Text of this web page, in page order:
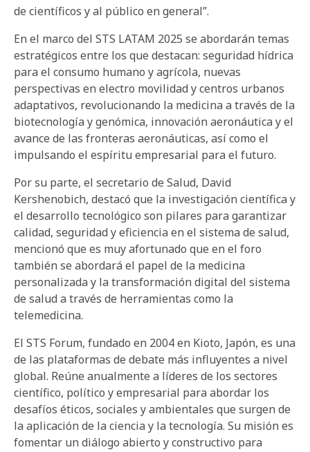
de científicos y al público en general”.
En el marco del STS LATAM 2025 se abordarán temas
estratégicos entre los que destacan: seguridad hídrica
para el consumo humano y agrícola, nuevas
perspectivas en electro movilidad y centros urbanos
adaptativos, revolucionando la medicina a través de la
biotecnología y genómica, innovación aeronáutica y el
avance de las fronteras aeronáuticas, así como el
impulsando el espíritu empresarial para el futuro.
Por su parte, el secretario de Salud, David
Kershenobich, destacó que la investigación científica y
el desarrollo tecnológico son pilares para garantizar
calidad, seguridad y eficiencia en el sistema de salud,
mencionó que es muy afortunado que en el foro
también se abordará el papel de la medicina
personalizada y la transformación digital del sistema
de salud a través de herramientas como la
telemedicina.
El STS Forum, fundado en 2004 en Kioto, Japón, es una
de las plataformas de debate más influyentes a nivel
global. Reúne anualmente a líderes de los sectores
científico, político y empresarial para abordar los
desafíos éticos, sociales y ambientales que surgen de
la aplicación de la ciencia y la tecnología. Su misión es
fomentar un diálogo abierto y constructivo para